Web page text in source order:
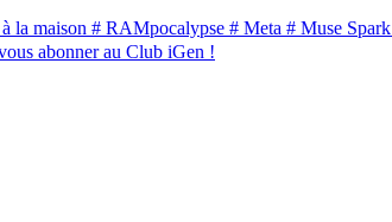
la maison # RAMpocalypse # Meta # Muse Spark
abonner au Club iGen !